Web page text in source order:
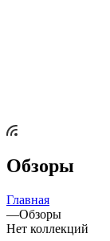
Обзоры
Главная
—Обзоры
Нет коллекций